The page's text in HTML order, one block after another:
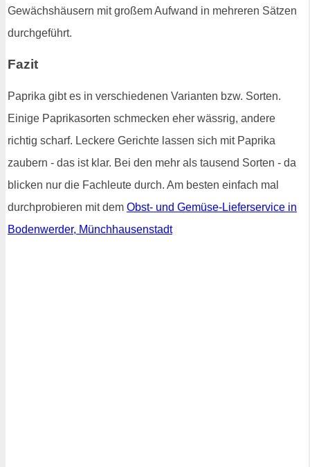
Gewächshäusern mit großem Aufwand in mehreren Sätzen
durchgeführt.
Fazit
Paprika gibt es in verschiedenen Varianten bzw. Sorten.
Einige Paprikasorten schmecken eher wässrig, andere
richtig scharf. Leckere Gerichte lassen sich mit Paprika
zaubern - das ist klar. Bei den mehr als tausend Sorten - da
blicken nur die Fachleute durch. Am besten einfach mal
durchprobieren mit dem Obst- und Gemüse-Lieferservice in
Bodenwerder, Münchhausenstadt